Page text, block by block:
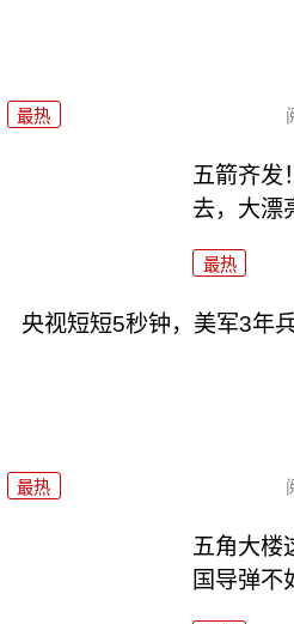
最热
五箭齐发
去，大漂
最热
央视短短5秒钟，美军3年
最热
五角大楼
国导弹不